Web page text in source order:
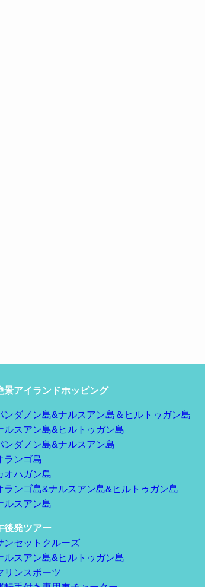
景アイランドホッピング
ンダノン島&ナルスアン島＆ヒルトゥガン島
ルスアン島&ヒルトゥガン島
ンダノン島&ナルスアン島
ランゴ島
オハガン島
ランゴ島&ナルスアン島&ヒルトゥガン島
ルスアン島
後発ツアー
ンセットクルーズ
ルスアン島&ヒルトゥガン島
リンスポーツ